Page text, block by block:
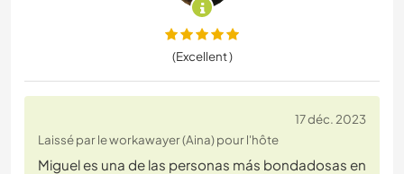
(Excellent )
17 déc. 2023
Laissé par le workawayer (Aina) pour l'hôte
Miguel es una de las personas más bondadosas en